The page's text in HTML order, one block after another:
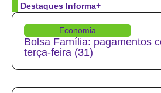
Destaques Informa+
Economia
Bolsa Família: pagamentos
terça-feira (31)